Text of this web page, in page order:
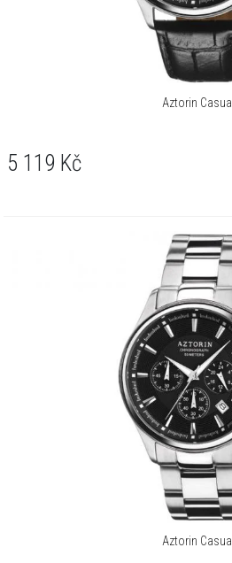
Aztorin Casual
5 119 Kč
Aztorin Casual